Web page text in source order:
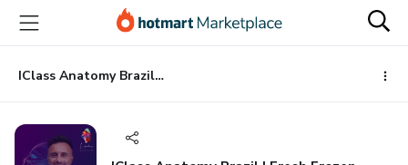
principal
página
de
página
IClass Anatomy Brazil | Fresh Frozen Specimen Program